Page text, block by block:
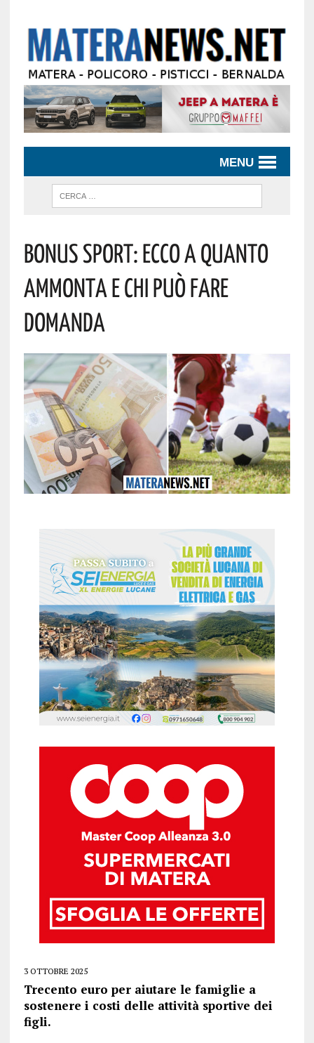
MENU
Bonus Sport: Ecco A Quanto
Ammonta E Chi Può Fare
Domanda
3 OTTOBRE 2025
Trecento euro per aiutare le famiglie a
sostenere i costi delle attività sportive dei
figli.